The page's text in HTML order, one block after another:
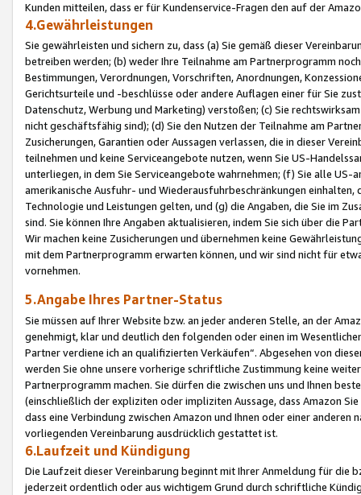
Kunden mitteilen, dass er für Kundenservice-Fragen den auf der
4.Gewährleistungen
Sie gewährleisten und sichern zu, dass (a) Sie gemäß dieser
betreiben werden; (b) weder Ihre Teilnahme am Partnerprogramm
Bestimmungen, Verordnungen, Vorschriften, Anordnungen,
Gerichtsurteile und -beschlüsse oder andere Auflagen einer für Sie
Datenschutz, Werbung und Marketing) verstoßen; (c) Sie
nicht geschäftsfähig sind); (d) Sie den Nutzen der Teilnahme am
Zusicherungen, Garantien oder Aussagen verlassen, die in dieser
teilnehmen und keine Serviceangebote nutzen, wenn Sie US-
unterliegen, in dem Sie Serviceangebote wahrnehmen; (f) Sie alle
amerikanische Ausfuhr- und Wiederausfuhrbeschränkungen
Technologie und Leistungen gelten, und (g) die Angaben, die Sie im
sind. Sie können Ihre Angaben aktualisieren, indem Sie sich über die
Wir machen keine Zusicherungen und übernehmen keine
mit dem Partnerprogramm erwarten können, und wir sind nicht für
vornehmen.
5.Angabe Ihres Partner-Status
Sie müssen auf Ihrer Website bzw. an jeder anderen Stelle, an der
genehmigt, klar und deutlich den folgenden oder einen im
Partner verdiene ich an qualifizierten Verkäufen“. Abgesehen von
werden Sie ohne unsere vorherige schriftliche Zustimmung keine
Partnerprogramm machen. Sie dürfen die zwischen uns und Ihnen
(einschließlich der expliziten oder impliziten Aussage, dass Amazon
dass eine Verbindung zwischen Amazon und Ihnen oder einer
vorliegenden Vereinbarung ausdrücklich gestattet ist.
6.Laufzeit und Kündigung
Die Laufzeit dieser Vereinbarung beginnt mit Ihrer Anmeldung für die
jederzeit ordentlich oder aus wichtigem Grund durch schriftliche